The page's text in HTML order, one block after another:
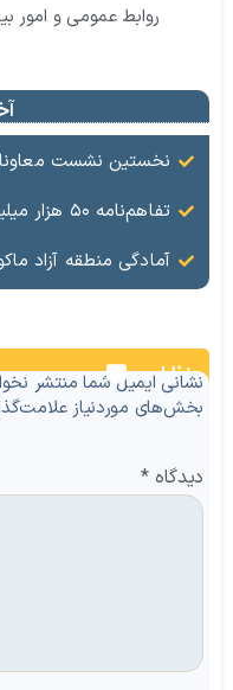
روابط عمومی و امور
نخستین نشست معاونان و مدیران حوزه‌های عمرانی،
تفاهم‌نامه ۵۰ هزار میلیارد ریالی احداث دهکده لجستیک ماکو امضا شد
آمادگی منطقه آزاد ماکو برای
نظرات
نشانی ایمیل شما منتشر
بخش‌های موردنیاز
دیدگاه*